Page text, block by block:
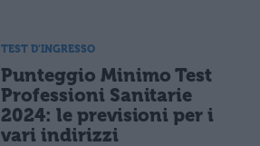
TEST D'INGRESSO
Punteggio Minimo Test
Professioni Sanitarie
2024: le previsioni per i
vari indirizzi